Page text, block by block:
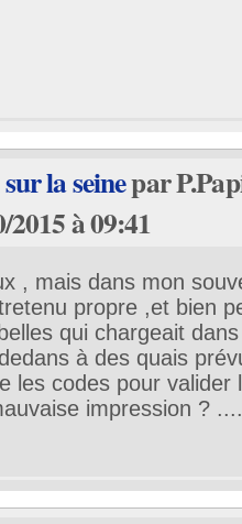
la seinepar
à 09:41
, mais dans mon
propre ,et bien
qui chargeait
à des quais
les codes pour valider
impression ?